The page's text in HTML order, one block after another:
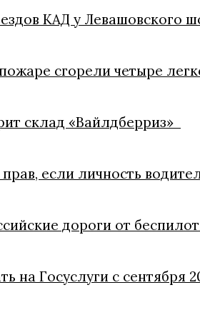
КАД у Левашовского
сгорели четыре
склад «Вайлдберриз»
если личность
дороги от
на Госуслуги с сентября